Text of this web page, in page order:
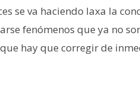
se va haciendo laxa la
fenómenos que ya no
hay que corregir de